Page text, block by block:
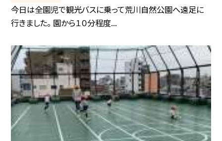
今日は全園児で観光バスに乗って荒川自然公園へ遠足に
行きました。 園から１０分程度...